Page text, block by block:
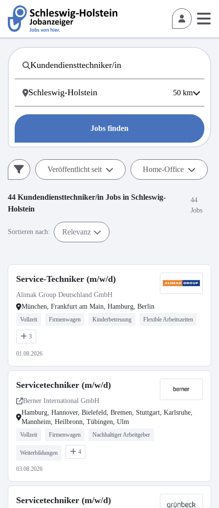
50 km
Jobs finden
Veröffentlicht seit Home-Office
44 Kundendiensttechniker/in Jobs in Schleswig-
Holstein
44
Jobs
Sortieren nach: Relevanz
Service-Techniker (m/w/d)
Alimak Group Deutschland GmbH
München, Frankfurt am Main, Hamburg, Berlin
Vollzeit Firmenwagen Kinderbetreuung Flexible Arbeitszeiten
3
01.08.2026
Servicetechniker (m/w/d)
Berner International GmbH
Hamburg, Hannover, Bielefeld, Bremen, Stuttgart, Karlsruhe,
Mannheim, Heilbronn, Tübingen, Ulm
Vollzeit Firmenwagen Nachhaltiger Arbeitgeber
Weiterbildungen 4
03.08.2026
Servicetechniker (m/w/d)